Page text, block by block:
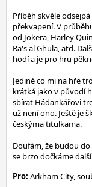
Příběh skvěle
překvapení. V
od Jokera, Harley
Ra's al Ghula, atd.
hodí a je pro hru
Jediné co mi na hře
krátká jako v původí
sbírat Hádankářovi
už není ono. Ještě je
českýma titulkama.
Doufám, že budou
se brzo dočkáme
Pro: Arkham City,